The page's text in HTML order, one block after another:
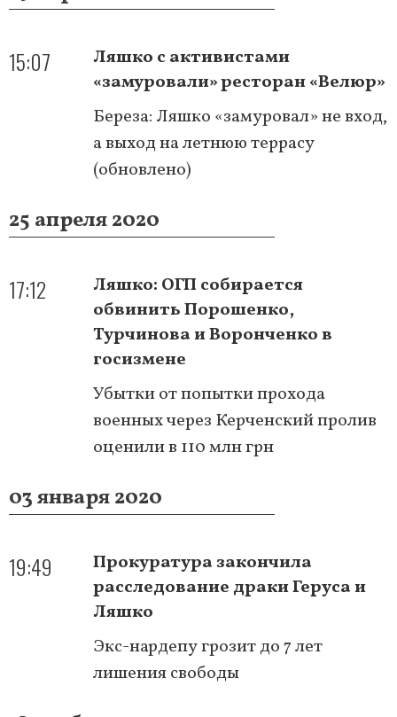
15:07
Ляшко с активистами
«замуровали» ресторан «Велюр»
Береза: Ляшко «замуровал» не вход,
а выход на летнюю террасу
(обновлено)
25 апреля 2020
17:12
Ляшко: ОГП собирается
обвинить Порошенко,
Турчинова и Воронченко в
госизмене
Убытки от попытки прохода
военных через Керченский пролив
оценили в 110 млн грн
03 января 2020
19:49
Прокуратура закончила
расследование драки Геруса и
Ляшко
Экс-нардепу грозит до 7 лет
лишения свободы